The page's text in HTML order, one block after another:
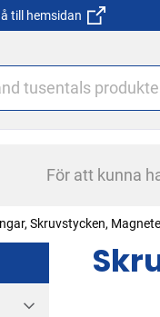
till hemsidan
För att kunna
Skruvstycken,